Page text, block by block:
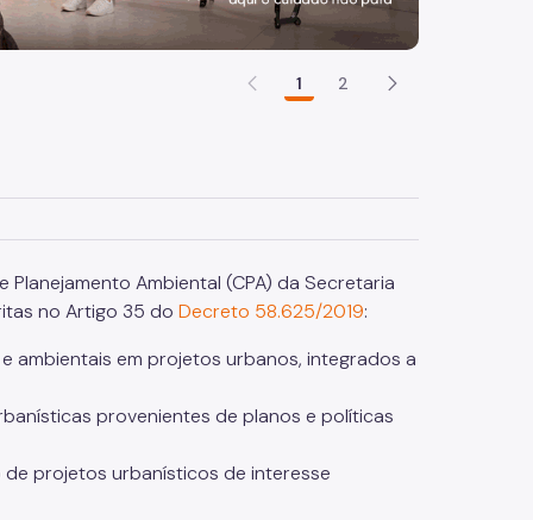
1 2
Ambiental (CPA) da Secretaria
no Artigo 35 do Decreto 58.625/2019:
ambientais em projetos urbanos, integrados a
provenientes de planos e políticas
projetos urbanísticos de interesse